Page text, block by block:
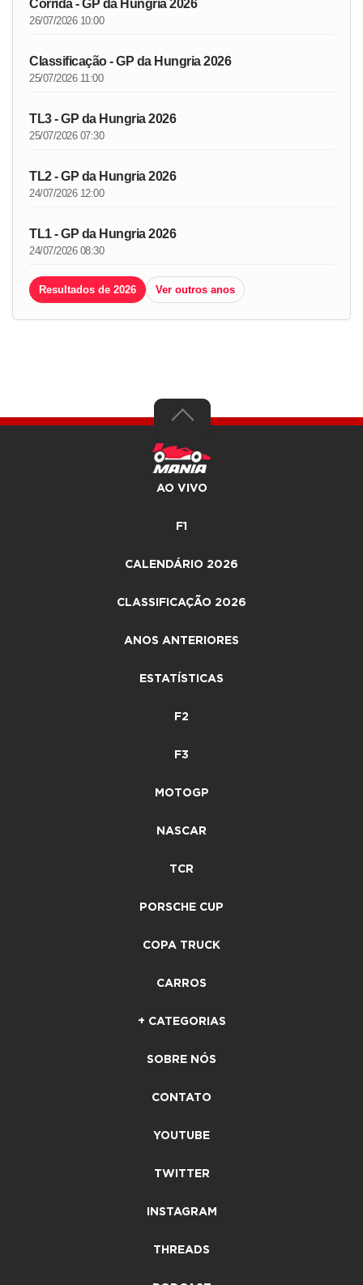
Corrida - GP da Hungria 2026
26/07/2026 10:00
Classificação - GP da Hungria 2026
25/07/2026 11:00
TL3 - GP da Hungria 2026
25/07/2026 07:30
TL2 - GP da Hungria 2026
24/07/2026 12:00
TL1 - GP da Hungria 2026
24/07/2026 08:30
Resultados de 2026 Ver outros anos
AO VIVO
F1
CALENDÁRIO 2026
CLASSIFICAÇÃO 2026
ANOS ANTERIORES
ESTATÍSTICAS
F2
F3
MOTOGP
NASCAR
TCR
PORSCHE CUP
COPA TRUCK
CARROS
+ CATEGORIAS
SOBRE NÓS
CONTATO
YOUTUBE
TWITTER
INSTAGRAM
THREADS